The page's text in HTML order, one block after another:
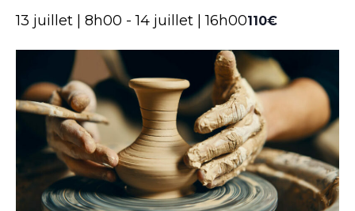
13 juillet | 8h00 -14 juillet | 16h00110€